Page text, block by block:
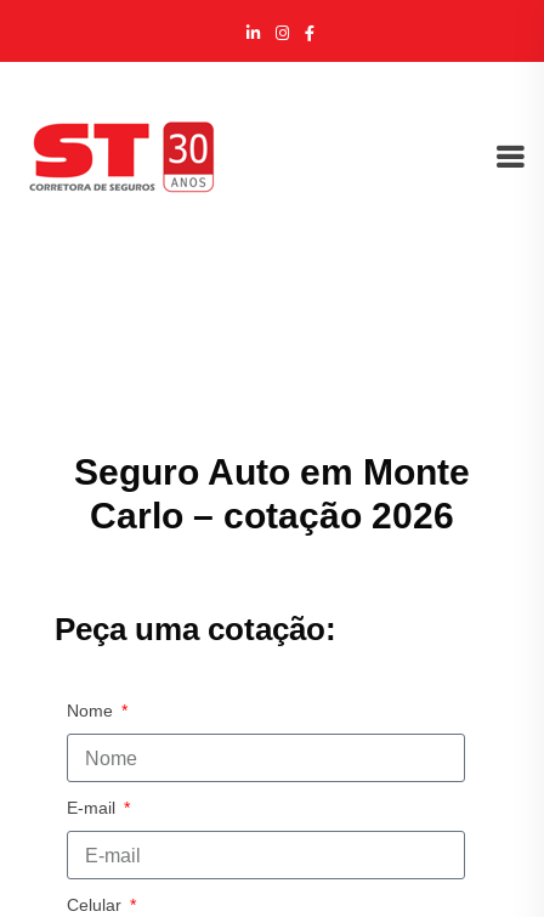
Seguro Auto em Monte
Carlo – cotação 2026
Peça uma cotação:
Nome
E-mail
Celular